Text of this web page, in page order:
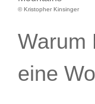
© Kristopher Kinsinger
Warum
eine